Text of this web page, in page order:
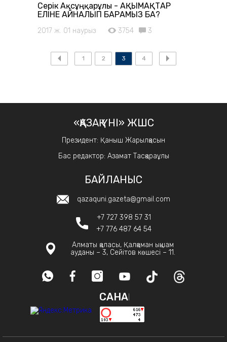
Серік Ақсұңқарұлы - АҚЫМАҚТАР
ЕЛІНЕ АЙНАЛЫП БАРАМЫЗ БА?
2017 ж. 01 наурыз 3754 3
1 2 3 4
«ҚАЗАҚ ҮНІ» ЖШС
Президент: Қаныш Жарылқасын
Бас редактор: Азамат Тасқараұлы
БАЙЛАНЫС
qazaquni.gazeta@gmail.com
+7 727 398 57 31
+7 776 487 64 54
Алматы қаласы, Қалқаман ықшам
ауданы – 3, Сейітов көшесі – 11.
САНАҚ